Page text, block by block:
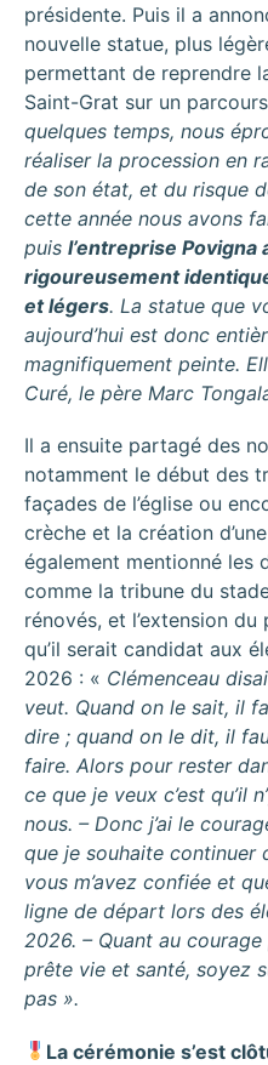
présidente. Puis il a
nouvelle statue, plus
permettant de reprendre
Saint-Grat sur un
quelques temps, nous
réaliser la procession en
de son état, et du risque
cette année nous avons
puis l’entreprise
rigoureusement
et légers. La statue que
aujourd’hui est donc
magnifiquement peinte.
Curé, le père Marc
Il a ensuite partagé des
notamment le début des
façades de l’église ou
crèche et la création
également mentionné les
comme la tribune du
rénovés, et l’extension du
qu’il serait candidat aux
2026 : « Clémenceau
veut. Quand on le sait, il
dire ; quand on le dit, il
faire. Alors pour rester
ce que je veux c’est qu’il
nous. – Donc j’ai le
que je souhaite continuer
vous m’avez confiée et
ligne de départ lors des
2026. – Quant au
prête vie et santé, soyez
pas ».
La cérémonie s’est